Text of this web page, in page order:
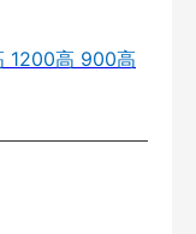
1200高 900高